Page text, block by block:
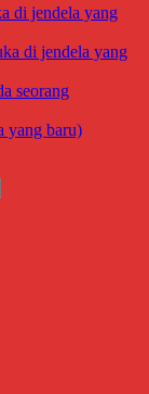
di jendela yang
di jendela yang
seorang
yang baru)